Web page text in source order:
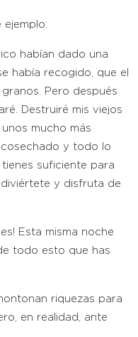
ejemplo:
habían dado una
había recogido, que el
Pero después
Destruiré mis viejos
mucho más
y todo lo
tienes suficiente para
diviértete y disfruta de
Esta misma noche
todo esto que has
riquezas para
en realidad, ante